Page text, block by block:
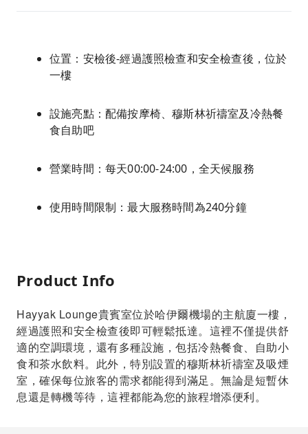
位置：安檢後-經過護照檢查和安全檢查後，位於
一樓
設施亮點：配備按摩椅、穆斯林祈禱室及冷熱餐
食自助吧
營業時間：每天00:00-24:00，全天候服務
使用時間限制：最大服務時間為240分鐘
Product Info
Hayyak Lounge貴賓室位於哈伊爾機場的主航廈一樓，
經過護照和安全檢查後即可輕鬆抵達。這裡不僅提供舒
適的空調環境，還有多種設施，包括冷熱餐食、自助小
食和茶水飲料。此外，特別設置的穆斯林祈禱室及吸煙
室，確保每位旅客的需求都能得到滿足。無論是短暫休
息還是轉機等待，這裡都能為您的旅程增添便利。